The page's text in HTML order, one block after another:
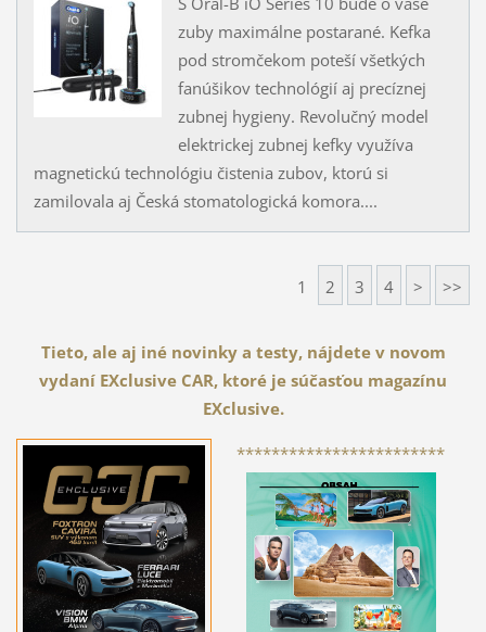
zuby maximálne postarané. Kefka
pod stromčekom poteší všetkých
fanúšikov technológií aj precíznej
zubnej hygieny. Revolučný model
elektrickej zubnej kefky využíva
magnetickú technológiu čistenia zubov, ktorú si
zamilovala aj Česká stomatologická komora....
1 2 3 4 > >>
Tieto, ale aj iné novinky a testy, nájdete v novom
vydaní EXclusive CAR, ktoré je súčasťou magazínu
EXclusive.
************************